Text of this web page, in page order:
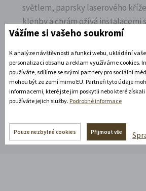
světlem, paprsky laserového
klenby a chrám ožívá instalacemi
umění.
Rozbalte si další akce
Rozbalte si další akce
Vážíme si vašeho soukromí
K analýze návštěvnosti a funkcí webu, ukládání
personalizaci obsahu a reklam využíváme cookies.
používáte, sdílíme se svými partnery pro sociální
mohou být ze zemí mimo EU. Partneři tyto údaje
informacemi, které jste jim poskytli nebo které
používáte jejich služby. Podrobné informace
Pouze nezbytné cookies Přijmout vše